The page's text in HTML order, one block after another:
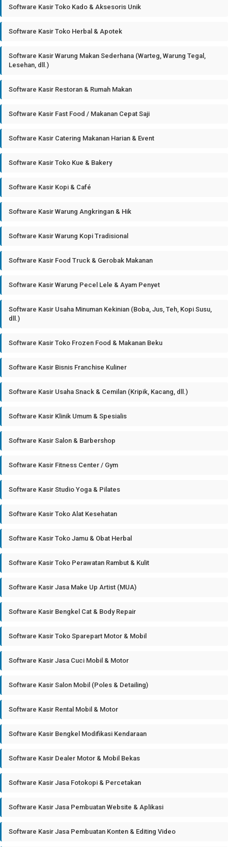
Software Kasir Toko Kado & Aksesoris Unik
Software Kasir Toko Herbal & Apotek
Software Kasir Warung Makan Sederhana (Warteg, Warung Tegal,
Lesehan, dll.)
Software Kasir Restoran & Rumah Makan
Software Kasir Fast Food / Makanan Cepat Saji
Software Kasir Catering Makanan Harian & Event
Software Kasir Toko Kue & Bakery
Software Kasir Kopi & Café
Software Kasir Warung Angkringan & Hik
Software Kasir Warung Kopi Tradisional
Software Kasir Food Truck & Gerobak Makanan
Software Kasir Warung Pecel Lele & Ayam Penyet
Software Kasir Usaha Minuman Kekinian (Boba, Jus, Teh, Kopi Susu,
dll.)
Software Kasir Toko Frozen Food & Makanan Beku
Software Kasir Bisnis Franchise Kuliner
Software Kasir Usaha Snack & Cemilan (Kripik, Kacang, dll.)
Software Kasir Klinik Umum & Spesialis
Software Kasir Salon & Barbershop
Software Kasir Fitness Center / Gym
Software Kasir Studio Yoga & Pilates
Software Kasir Toko Alat Kesehatan
Software Kasir Toko Jamu & Obat Herbal
Software Kasir Toko Perawatan Rambut & Kulit
Software Kasir Jasa Make Up Artist (MUA)
Software Kasir Bengkel Cat & Body Repair
Software Kasir Toko Sparepart Motor & Mobil
Software Kasir Jasa Cuci Mobil & Motor
Software Kasir Salon Mobil (Poles & Detailing)
Software Kasir Rental Mobil & Motor
Software Kasir Bengkel Modifikasi Kendaraan
Software Kasir Dealer Motor & Mobil Bekas
Software Kasir Jasa Fotokopi & Percetakan
Software Kasir Jasa Pembuatan Website & Aplikasi
Software Kasir Jasa Pembuatan Konten & Editing Video